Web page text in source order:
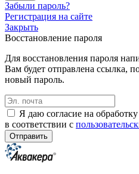
Забыли пароль?
Регистрация на сайте
Закрыть
Восстановление пароля
Для восстановления пароля
Вам будет отправлена ссылка,
новый пароль.
Я даю согласие на
в соответствии с